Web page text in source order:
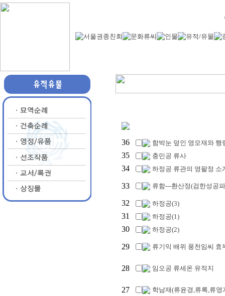
36 함박눈 덮인 영모재와 행
35 충민공 류사
34 하정공 류관의 영팔정 소
33 류함---환산정(검한성공
32 하정공(3)
31 하정공(1)
30 하정공(2)
29 류기익 배위 풍천임씨 효
28 임오공 류세온 유적지
27 학남재(류윤경,류록,류영